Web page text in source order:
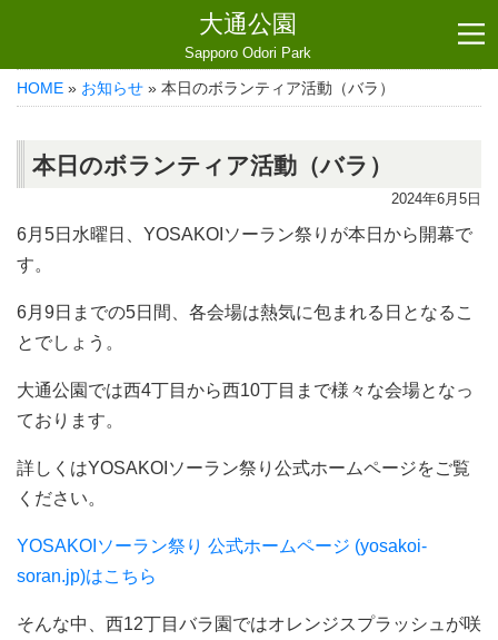
大通公園
Sapporo Odori Park
HOME » お知らせ » 本日のボランティア活動（バラ）
本日のボランティア活動（バラ）
2024年6月5日
6月5日水曜日、YOSAKOIソーラン祭りが本日から開幕で
す。
6月9日までの5日間、各会場は熱気に包まれる日となるこ
とでしょう。
大通公園では西4丁目から西10丁目まで様々な会場となっ
ております。
詳しくはYOSAKOIソーラン祭り公式ホームページをご覧
ください。
YOSAKOIソーラン祭り 公式ホームページ (yosakoi-
soran.jp)はこちら
そんな中、西12丁目バラ園ではオレンジスプラッシュが咲